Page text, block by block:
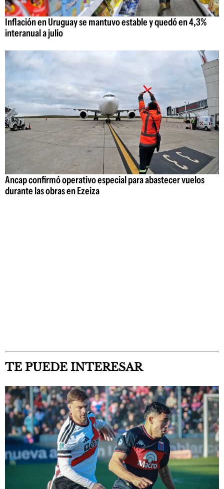
Inflación en Uruguay se mantuvo estable y quedó en 4,3%
interanual a julio
Ancap confirmó operativo especial para abastecer vuelos
durante las obras en Ezeiza
TE PUEDE INTERESAR